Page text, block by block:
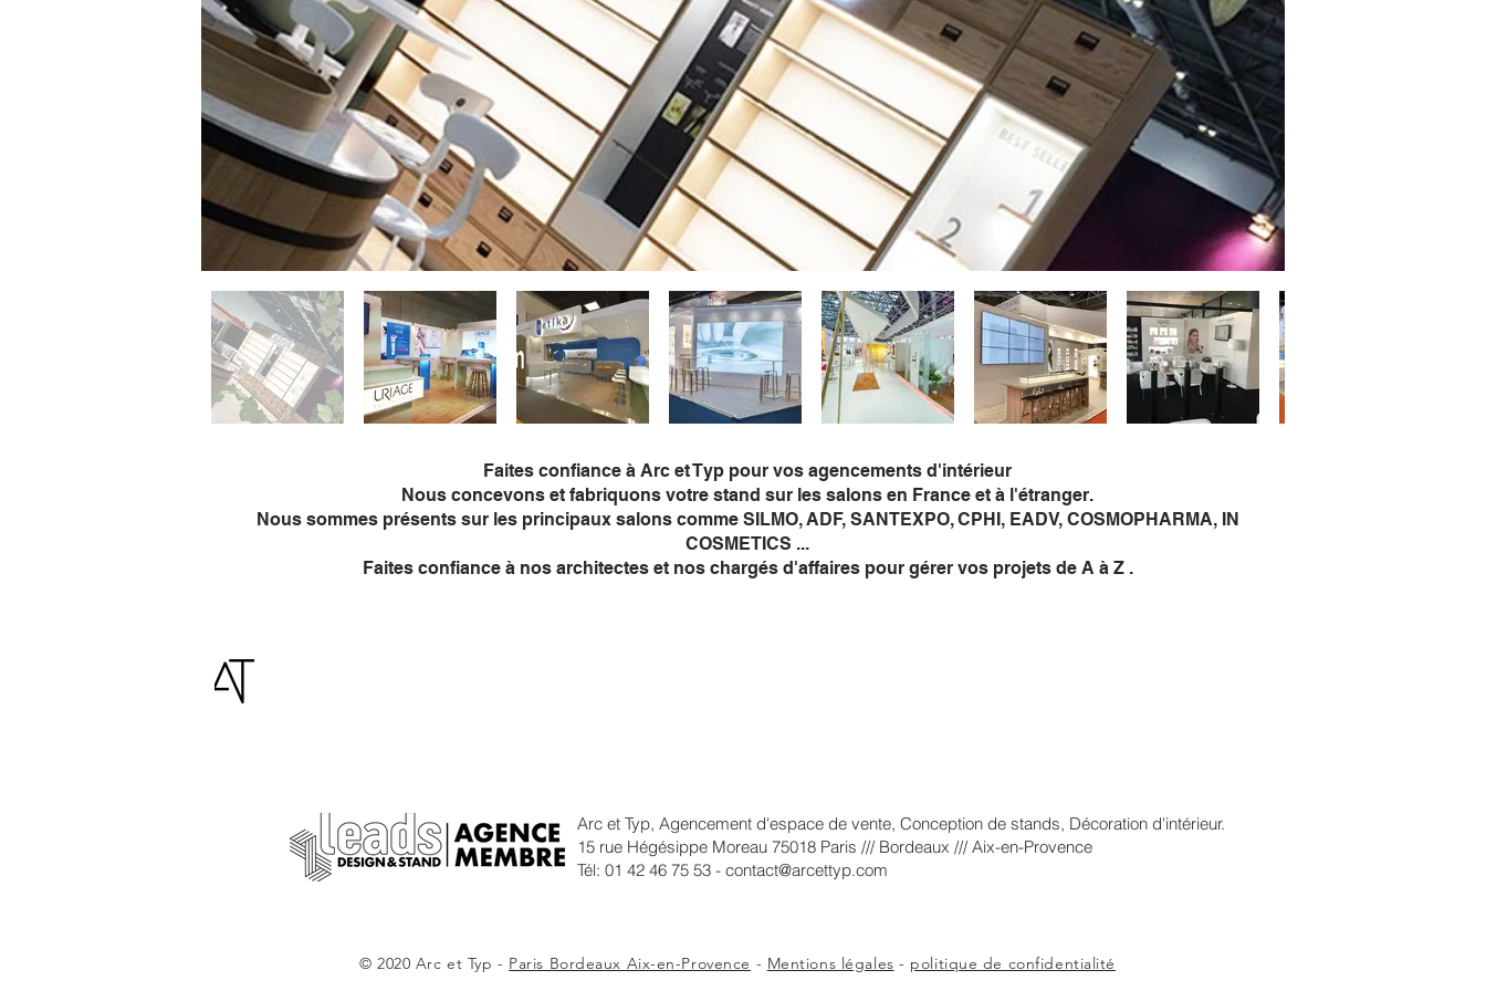
Faites confiance à Arc et Typ pour vos agencements d'intérieur
Nous concevons et fabriquons votre stand sur les salons en France et à l'étranger.
Nous sommes présents sur les principaux salons comme SILMO, ADF, SANTEXPO, CPHI, EADV, COSMOPHARMA, IN
COSMETICS ...
Faites confiance à nos architectes et nos chargés d'affaires pour gérer vos projets de A à Z .
© 2020 Arc et Typ - Paris Bordeaux Aix-en-Provence - Mentions légales - politique de confidentialité
Arc et Typ, Agencement d'espace de vente, Conception de stands, Décoration d'intérieur.
15 rue Hégésippe Moreau 75018 Paris /// Bordeaux /// Aix-en-Provence
Tél: 01 42 46 75 53 - contact@arcettyp.com